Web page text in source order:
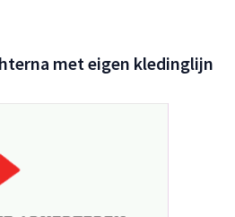
met eigen kledinglijn